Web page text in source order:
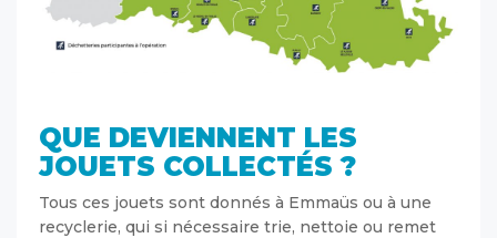
QUE DEVIENNENT LES
JOUETS COLLECTÉS ?
Tous ces jouets sont donnés à Emmaüs ou à une
recyclerie, qui si nécessaire trie, nettoie ou remet